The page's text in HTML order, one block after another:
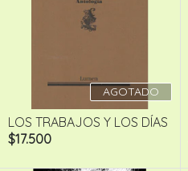
AGOTADO
LOS TRABAJOS Y LOS DÍAS
$17.500